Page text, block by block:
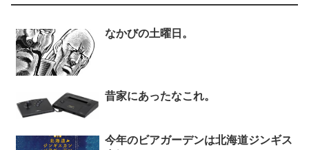
なかびの土曜日。
昔家にあったなこれ。
今年のビアガーデンは北海道ジンギス